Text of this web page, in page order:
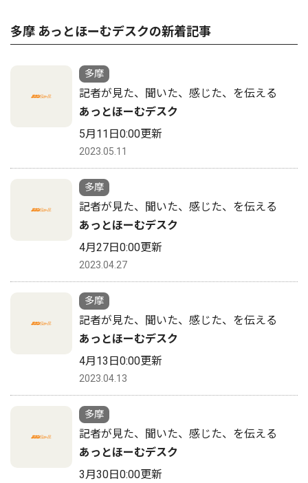
多摩 あっとほーむデスクの新着記事
多摩
記者が見た、聞いた、感じた、を伝える
あっとほーむデスク
5月11日0:00更新
2023.05.11
多摩
記者が見た、聞いた、感じた、を伝える
あっとほーむデスク
4月27日0:00更新
2023.04.27
多摩
記者が見た、聞いた、感じた、を伝える
あっとほーむデスク
4月13日0:00更新
2023.04.13
多摩
記者が見た、聞いた、感じた、を伝える
あっとほーむデスク
3月30日0:00更新